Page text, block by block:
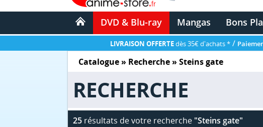
DVD & Blu-ray Mangas Bons
LIVRAISON OFFERTEdès 35€ d'achats * /
Catalogue» Recherche » Steins gate
RECHERCHE
25résultats de votre recherche "Steins gate"